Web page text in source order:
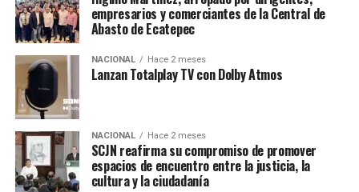
empresarios y comerciantes de la Central de
Abasto de Ecatepec
NACIONAL Hace 2 meses
Lanzan Totalplay TV con Dolby Atmos
NACIONAL Hace 2 meses
SCJN reafirma su compromiso de promover
espacios de encuentro entre la justicia, la
cultura y la ciudadanía